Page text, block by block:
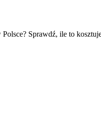
Sprawdź, ile to